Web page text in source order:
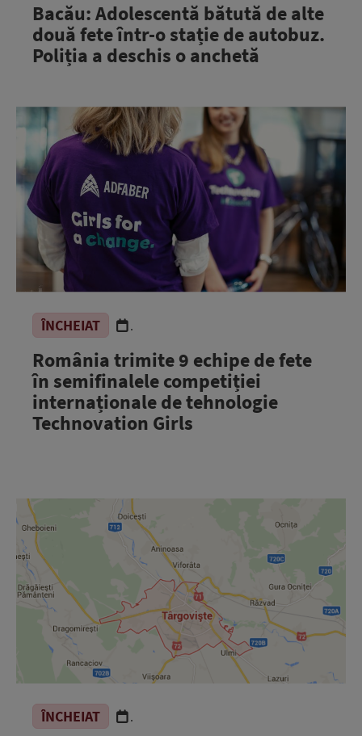
Bacău: Adolescentă bătută de alte
două fete într-o stație de autobuz.
Poliția a deschis o anchetă
ÎNCHEIAT .
România trimite 9 echipe de fete
în semifinalele competiției
internaționale de tehnologie
Technovation Girls
ÎNCHEIAT .